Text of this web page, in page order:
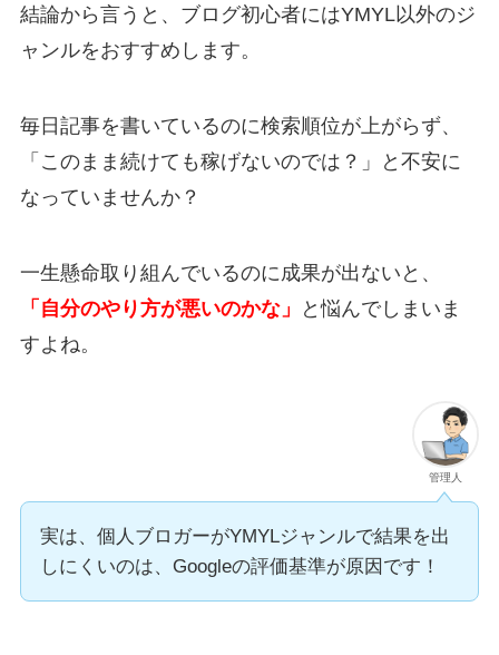
結論から言うと、ブログ初心者にはYMYL以外のジ
ャンルをおすすめします。
毎日記事を書いているのに検索順位が上がらず、
「このまま続けても稼げないのでは？」と不安に
なっていませんか？
一生懸命取り組んでいるのに成果が出ないと、
「自分のやり方が悪いのかな」
と悩んでしまいま
すよね。
管理人
実は、個人ブロガーがYMYLジャンルで結果を出
しにくいのは、Googleの評価基準が原因です！